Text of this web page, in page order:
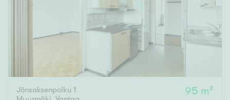
Jönsaksenpolku 1
95 m²